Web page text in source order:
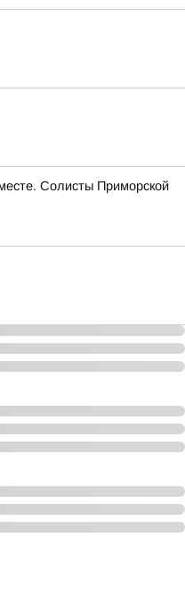
Солисты Приморской